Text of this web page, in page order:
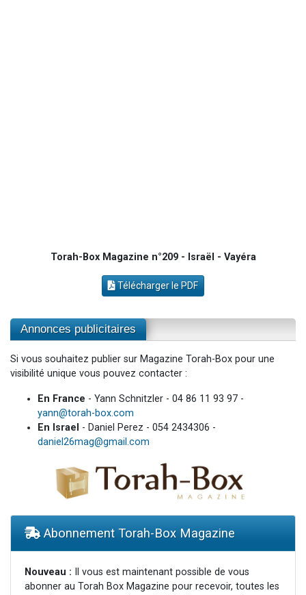
Torah-Box Magazine n°209 - Israël - Vayéra
Télécharger le PDF
Annonces publicitaires
Si vous souhaitez publier sur Magazine Torah-Box pour une
visibilité unique vous pouvez contacter :
En France - Yann Schnitzler - 04 86 11 93 97 -
yann@torah-box.com
En Israel - Daniel Perez - 054 2434306 -
daniel26mag@gmail.com
Abonnement Torah-Box Magazine
Nouveau : Il vous est maintenant possible de vous
abonner au Torah Box Magazine pour recevoir, toutes les